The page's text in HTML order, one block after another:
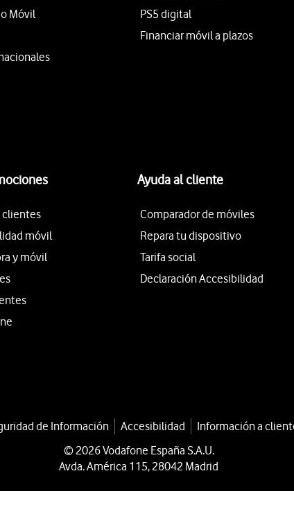
Móvil
PS5 digital
Financiar móvil a plazos
clientes
móvil
y móvil
Ayuda al cliente
Comparador de móviles
Repara tu dispositivo
Tarifa social
Declaración Accesibilidad
de Información Accesibilidad
Información a
© 2026 Vodafone España S.A.U.
Avda. América 115, 28042 Madrid